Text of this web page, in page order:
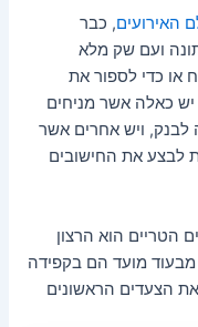
האירועים, כבר
ועם שק מלא
או כדי לספור את
כאלה אשר מניחים
ויש אחרים אשר
לבצע את החישובים
הטריים הוא הרצון
מועד הם בקפידה
את הצעדים הראשונים